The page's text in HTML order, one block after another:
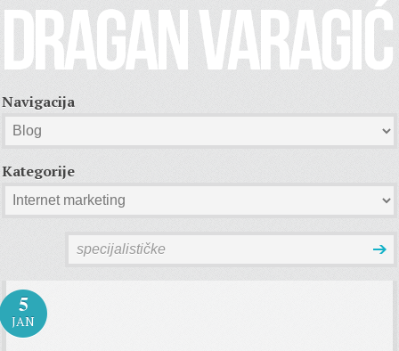
Navigacija
Kategorije
5
JAN